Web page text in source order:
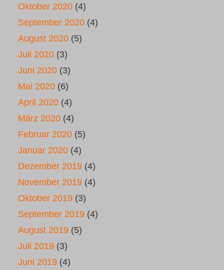
Oktober 2020 (4)
September 2020 (4)
August 2020 (5)
Juli 2020 (3)
Juni 2020 (3)
Mai 2020 (6)
April 2020 (4)
März 2020 (4)
Februar 2020 (5)
Januar 2020 (4)
Dezember 2019 (4)
November 2019 (4)
Oktober 2019 (3)
September 2019 (4)
August 2019 (5)
Juli 2019 (3)
Juni 2019 (4)